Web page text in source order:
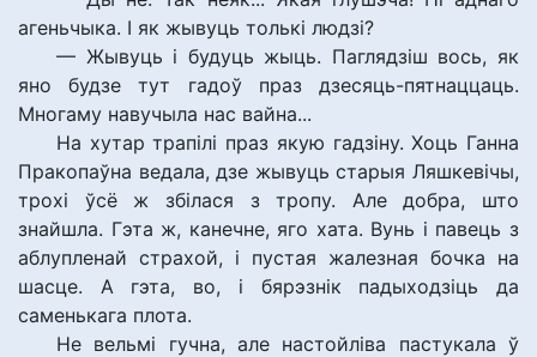
агеньчыка. І як жывуць толькі людзі?
— Жывуць і будуць жыць. Паглядзіш вось, як
яно будзе тут гадоў праз дзесяць-пятнаццаць.
Многаму навучыла нас вайна...
На хутар трапілі праз якую гадзіну. Хоць Ганна
Пракопаўна ведала, дзе жывуць старыя Ляшкевічы,
трохі ўсё ж збілася з тропу. Але добра, што
знайшла. Гэта ж, канечне, яго хата. Вунь і павець з
аблупленай страхой, і пустая жалезная бочка на
шасце. А гэта, во, і бярэзнік падыходзіць да
саменькага плота.
Не вельмі гучна, але настойліва пастукала ў